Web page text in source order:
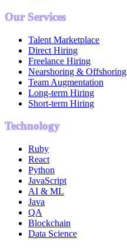
Our Services
Talent Marketplace
Direct Hiring
Freelance Hiring
Nearshoring & Offshoring
Team Augmentation
Long-term Hiring
Short-term Hiring
Technology
Ruby
React
Python
JavaScript
AI & ML
Java
QA
Blockchain
Data Science